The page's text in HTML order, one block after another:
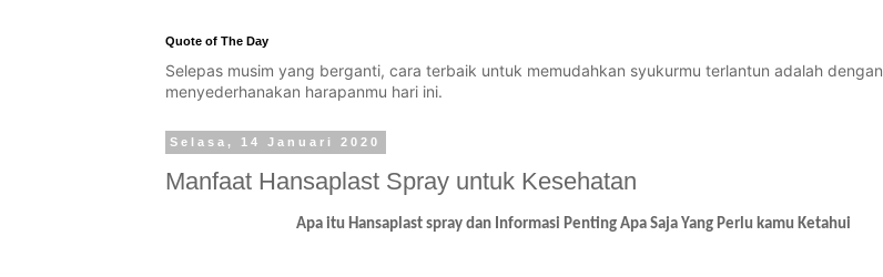
Quote of The Day
Selepas musim yang berganti, cara terbaik untuk memudahkan syukurmu terlantun adalah dengan
menyederhanakan harapanmu hari ini.
Selasa, 14 Januari 2020
Manfaat Hansaplast Spray untuk Kesehatan
Apa itu Hansaplast spray dan Informasi Penting Apa Saja Yang Perlu kamu Ketahui